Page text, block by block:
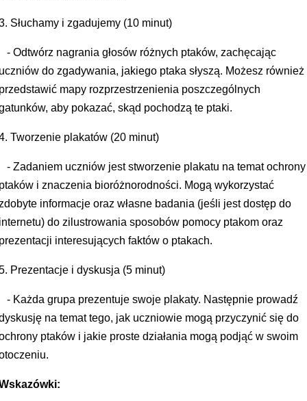
Słuchamy i zgadujemy (10 minut)
- Odtwórz nagrania głosów różnych ptaków, zachęcając
do zgadywania, jakiego ptaka słyszą. Możesz również
mapy rozprzestrzenienia poszczególnych
aby pokazać, skąd pochodzą te ptaki.
Tworzenie plakatów (20 minut)
- Zadaniem uczniów jest stworzenie plakatu na temat ochrony
i znaczenia bioróżnorodności. Mogą wykorzystać
informacje oraz własne badania (jeśli jest dostęp do
do zilustrowania sposobów pomocy ptakom oraz
interesujących faktów o ptakach.
Prezentacje i dyskusja (5 minut)
- Każda grupa prezentuje swoje plakaty. Następnie prowadź
na temat tego, jak uczniowie mogą przyczynić się do
ptaków i jakie proste działania mogą podjąć w swoim